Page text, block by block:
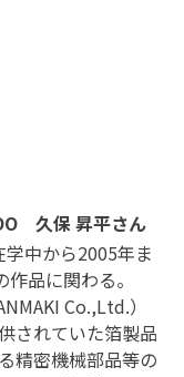
久保 昇平さん
中から2005年ま
品に関わる。
Co.,Ltd.）
されていた箔製品
精密機械部品等の